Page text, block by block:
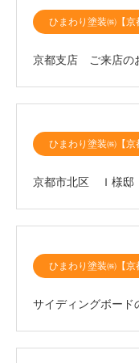
ひまわり塗装㈱【京
京都支店 ご来店の
ひまわり塗装㈱【京
京都市北区 Ｉ様邸
ひまわり塗装㈱【京
サイディングボー